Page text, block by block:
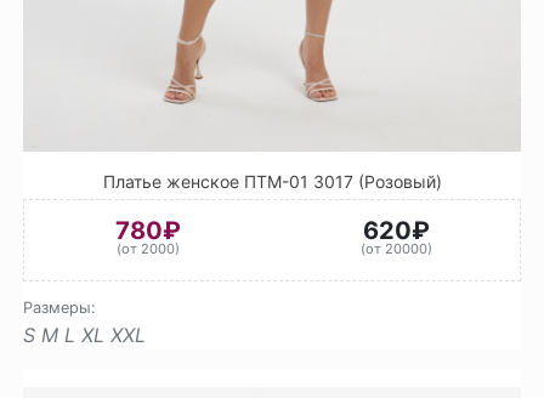
Платье женское ПТМ-01 3017 (Розовый)
780₽
(от 2000)
620₽
(от 20000)
Размеры:
S M L XL XXL